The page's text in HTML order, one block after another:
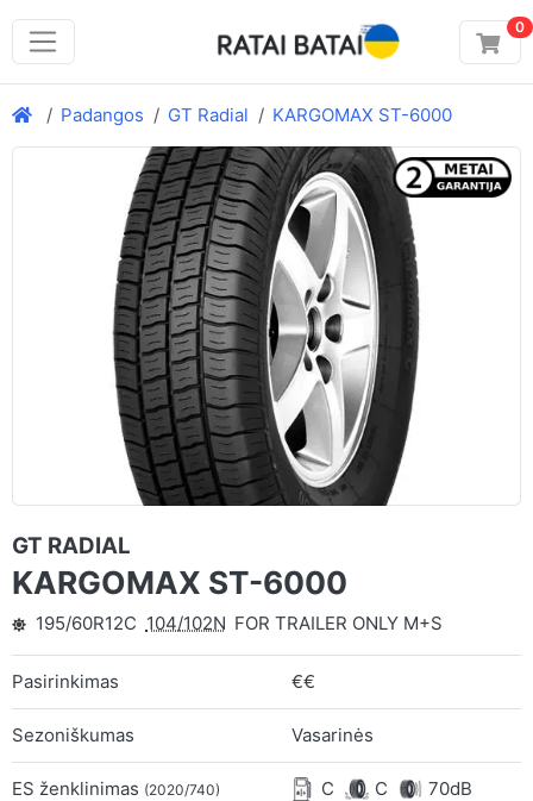
0
Padangos GT Radial KARGOMAX ST-6000
GT RADIAL
KARGOMAX ST-6000
195/60R12C 104/102N FOR TRAILER ONLY M+S
Pasirinkimas €€
Sezoniškumas Vasarinės
ES ženklinimas (2020/740) C C 70dB